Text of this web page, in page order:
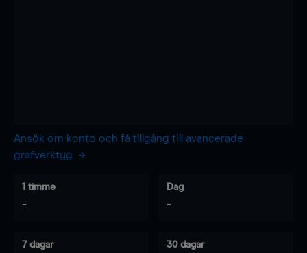
Ansök om konto och få tillgång till avancerade
grafverktyg
1 timme
-
Dag
-
7 dagar 30 dagar